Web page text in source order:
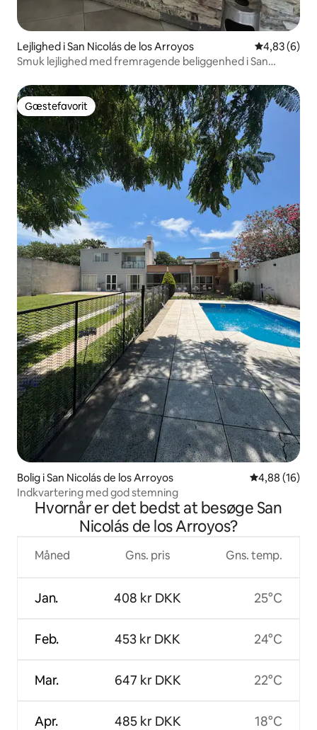
Lejlighed i San Nicolás de los Arroyos 4,83 ud af 5
4,83 (6)
Smuk lejlighed med fremragende beliggenhed i San
Gæstefavorit
Gæstefavorit
Bolig i San Nicolás de los Arroyos 4,88 ud af 5 i
4,88 (16)
Indkvartering med god stemning
Hvornår er det bedst at besøge San
Nicolás de los Arroyos?
Måned
Jan.
Feb.
Mar.
Apr.
Gns. pris
408 kr DKK
453 kr DKK
647 kr DKK
485 kr DKK
Gns. temp.
25°C
24°C
22°C
18°C